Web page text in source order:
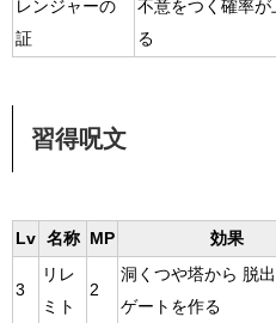
レンジャーの
証
不意をつく確率が
る
習得呪文
Lv 名称 MP 効果
3
リレ
ミト
2
洞くつや塔から 脱
ゲートを作る